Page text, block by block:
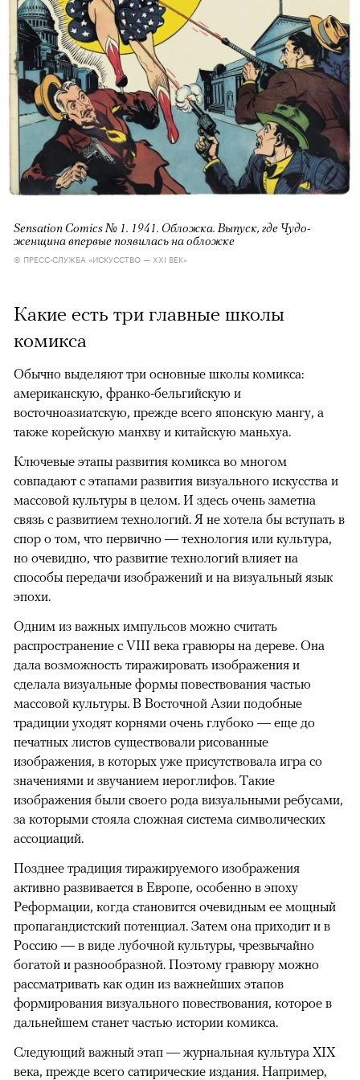
Sensation Comics № 1. 1941. Обложка. Выпуск, где Чудо-
женщина впервые появилась на обложке
© ПРЕСС-СЛУЖБА «ИСКУССТВО — XXI ВЕК»
Какие есть три главные школы
комикса
Обычно выделяют три основные школы комикса:
американскую, франко-бельгийскую и
восточноазиатскую, прежде всего японскую мангу, а
также корейскую манхву и китайскую маньхуа.
Ключевые этапы развития комикса во многом
совпадают с этапами развития визуального искусства и
массовой культуры в целом. И здесь очень заметна
связь с развитием технологий. Я не хотела бы вступать в
спор о том, что первично — технология или культура,
но очевидно, что развитие технологий влияет на
способы передачи изображений и на визуальный язык
эпохи.
Одним из важных импульсов можно считать
распространение с VIII века гравюры на дереве. Она
дала возможность тиражировать изображения и
сделала визуальные формы повествования частью
массовой культуры. В Восточной Азии подобные
традиции уходят корнями очень глубоко — еще до
печатных листов существовали рисованные
изображения, в которых уже присутствовала игра со
значениями и звучанием иероглифов. Такие
изображения были своего рода визуальными ребусами,
за которыми стояла сложная система символических
ассоциаций.
Позднее традиция тиражируемого изображения
активно развивается в Европе, особенно в эпоху
Реформации, когда становится очевидным ее мощный
пропагандистский потенциал. Затем она приходит и в
Россию — в виде лубочной культуры, чрезвычайно
богатой и разнообразной. Поэтому гравюру можно
рассматривать как один из важнейших этапов
формирования визуального повествования, которое в
дальнейшем станет частью истории комикса.
Следующий важный этап — журнальная культура XIX
века, прежде всего сатирические издания. Например,